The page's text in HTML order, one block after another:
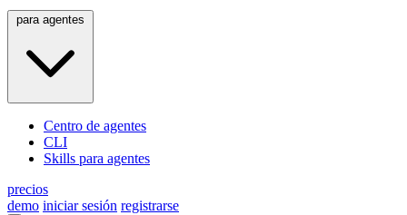
Centro de agentes
CLI
Skills para agentes
precios
demo iniciar sesión registrarse